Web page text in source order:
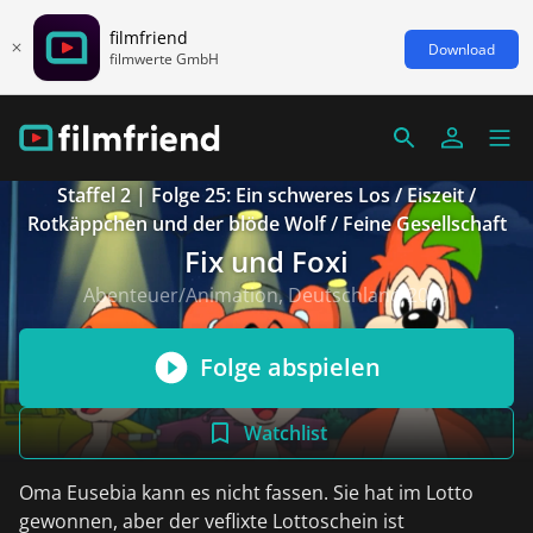
filmfriend
filmwerte GmbH Download
Staffel 2 | Folge 25: Ein schweres Los / Eiszeit /
Rotkäppchen und der blöde Wolf / Feine Gesellschaft
Fix und Foxi
Abenteuer/Animation, Deutschland 2001
Folge abspielen
Watchlist
Oma Eusebia kann es nicht fassen. Sie hat im Lotto
gewonnen, aber der veflixte Lottoschein ist